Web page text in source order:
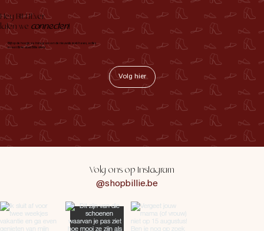
Hey BILLIEver,
laten we connecten!
Blijf op de hoogte via Instagram van de nieuwste must-haves, acties
en een flinke dosis Billie vibes!
Volg hier
Volg ons op Instagram
@shopbillie.be